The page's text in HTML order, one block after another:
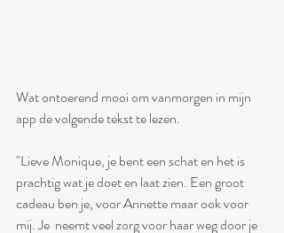
Wat ontoerend mooi om vanmorgen in mijn
app de volgende tekst te lezen.
"Lieve Monique, je bent een schat en het is
prachtig wat je doet en laat zien. Een groot
cadeau ben je, voor Annette maar ook voor
mij. Je  neemt veel zorg voor haar weg door je